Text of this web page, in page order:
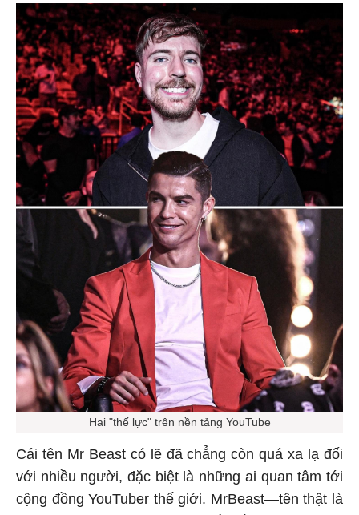
Hai "thế lực" trên nền tảng YouTube
Cái tên Mr Beast có lẽ đã chẳng còn quá xa lạ đối
với nhiều người, đặc biệt là những ai quan tâm tới
cộng đồng YouTuber thế giới. MrBeast—tên thật là